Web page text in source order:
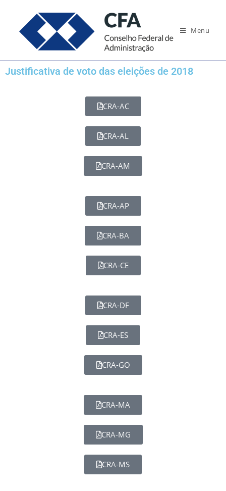
Menu
Justificativa de voto das eleições de 2018
CRA-AC
CRA-AL
CRA-AM
CRA-AP
CRA-BA
CRA-CE
CRA-DF
CRA-ES
CRA-GO
CRA-MA
CRA-MG
CRA-MS